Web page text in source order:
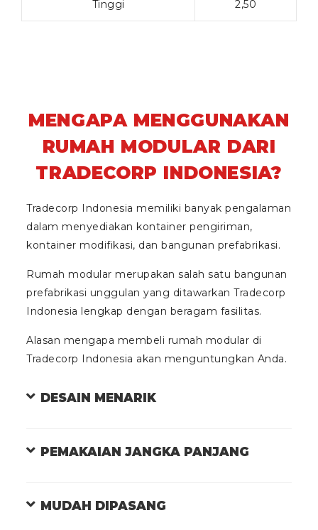
Tinggi 2,50
MENGAPA MENGGUNAKAN
RUMAH MODULAR DARI
TRADECORP INDONESIA?
Tradecorp Indonesia memiliki banyak pengalaman
dalam menyediakan kontainer pengiriman,
kontainer modifikasi, dan bangunan prefabrikasi.
Rumah modular merupakan salah satu bangunan
prefabrikasi unggulan yang ditawarkan Tradecorp
Indonesia lengkap dengan beragam fasilitas.
Alasan mengapa membeli rumah modular di
Tradecorp Indonesia akan menguntungkan Anda.
DESAIN MENARIK
PEMAKAIAN JANGKA PANJANG
MUDAH DIPASANG